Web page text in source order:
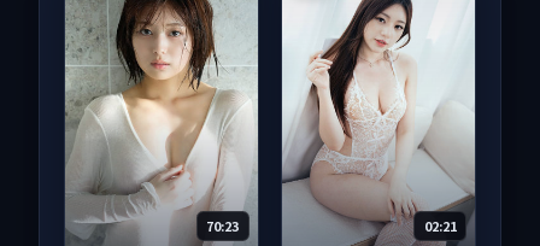
70:23 02:21